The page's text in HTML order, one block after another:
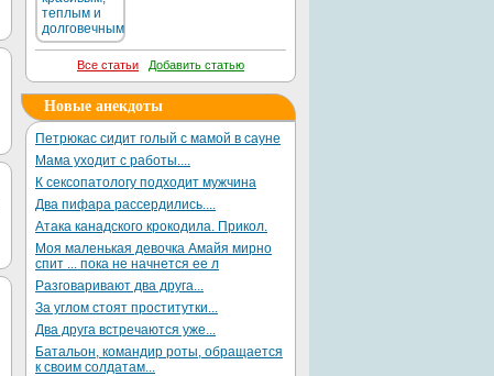
Все статьи Добавить статью
Новые анекдоты
Петрюкас сидит голый с мамой в сауне
Мама уходит с работы....
К сексопатологу подходит мужчина
Два пифара рассердились....
Атака канадского крокодила. Прикол.
Моя маленькая девочка Амайя мирно
спит ... пока не начнется ее л
Разговаривают два друга...
За углом стоят проститутки...
Два друга встречаются уже...
Батальон, командир роты, обращается
к своим солдатам...